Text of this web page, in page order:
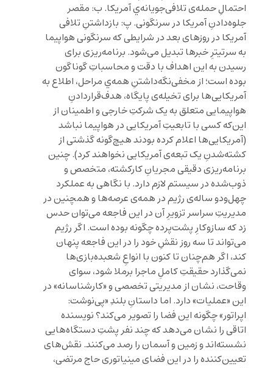
احتمالِ حمله‌ی تلافی‌جویانه‌ي آمریکا. ب: مقصر
جلوه‌دادنِ آمریکا در سرنگونی. پ: بازداشتنِ تلافی
آمریکا در روزهای بعد در شرایطی که سرنگونی هواپیما
به سرتیترِ خبرها تبدیل می‌شود. برنامه‌ریزی برای
رسیدن به این اهداف با دقت و محاسباتِ گوناگون
بوده است؛ از مخفی‌نگه‌داشتنِ همه‌ي مراحل، اطلاع به
آمریکا‌یی‌ها برای تخیله‌ی پایگاه، هدف‌قراردادنِ
هواپیمایی متعلق به یک شرکتِ خارجی و اطمینان از
این‌که کسی با تابعیتِ آمریکایی در هواپیما نباشد
(آمریکایی‌ها اعلام کرده بودند هیچ‌گونه گذشتی از
کشته‌شدنِ یک تبعه‌ی آمریکایی نخواهند کرد). چنین
برنامه‌ریزی دقیقی مجریانِ کارکشته، متخصص و
ذوب‌شده در سیستم لازم دارد. با نگاهی به عملکرد
چهل‌ودو ساله‌ی رژیم در همه‌ی عرصه‌ها و همچنین در
مدیریتِ سراسر تزویرِ آن در این فاجعه می‌توان حدس
زد که سازوکارِ پشت‌پرده چگونه بوده است. اگر رژیم
می‌تواند تا سه روز نقشِ خود را در این فاجعه پنهان
کند، اگر هم‌چنان تا کنون با انواعِ شعبده‌بازی‌ها
نمی‌گذارد حقیقتِ کاملِ ماجرا برملا شود، سوای
وقاحت، نشان از مدیریتی تخصصی و «کارشناسانه» در
این «عملیات» دارد. اما داستانِ بلندِ «پی‌نوشت:
اپراتور» چگونه این فضا را تصویر می‌کند؟ نویسنده
اتاقی را نشان می‌دهد که چند نفر پشتِ دستگاه‌هایی
نشسته‌اند و زمین و آسمان را رصد می‌کنند. نقش‌های
تعیین‌کننده را در این فضای مینیاتوری حاج مرتضی،